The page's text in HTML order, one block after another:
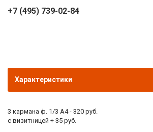
+7 (495) 739-02-84
Характеристики
3 кармана ф. 1/3 А4 - 320 руб.
с визитницей + 35 руб.